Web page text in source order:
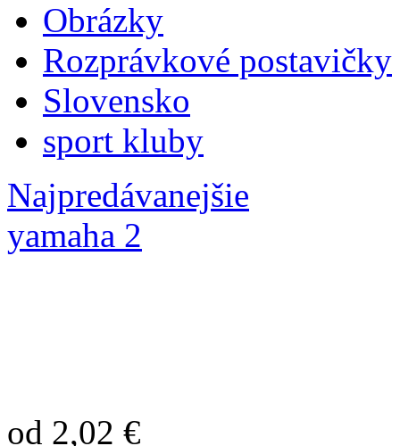
Obrázky
Rozprávkové postavičky
Slovensko
sport kluby
Najpredávanejšie
yamaha 2
od 2,02 €